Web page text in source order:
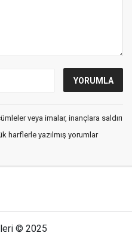
veya imalar, inançlara saldırı
harflerle yazılmış yorumlar
© 2025